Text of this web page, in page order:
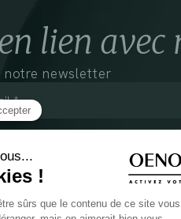
lien avec
notre newsletter
case, j’accepte que Cooper(1) traite
commerciales sur ses
et vos droits, rendez-vousici
Française, RCS Melun 399 227